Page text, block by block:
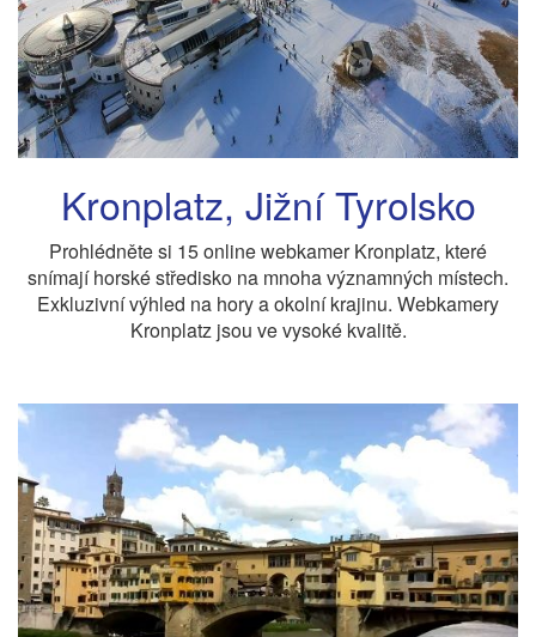
Kronplatz, Jižní Tyrolsko
Prohlédněte si 15 online webkamer Kronplatz, které
snímají horské středisko na mnoha významných místech.
Exkluzivní výhled na hory a okolní krajinu. Webkamery
Kronplatz jsou ve vysoké kvalitě.